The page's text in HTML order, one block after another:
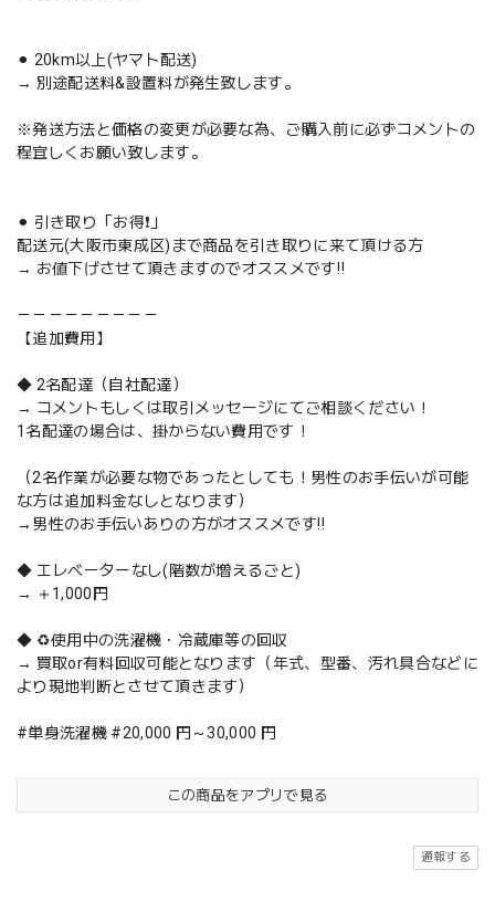
⚫︎ 20km以上(ヤマト配送)
→ 別途配送料&設置料が発生致します。
※発送方法と価格の変更が必要な為、ご購入前に必ずコメントの
程宜しくお願い致します。
⚫︎ 引き取り「お得❗️」
配送元(大阪市東成区)まで商品を引き取りに来て頂ける方
→ お値下げさせて頂きますのでオススメです‼️
－－－－－－－－－
【追加費用】
◆ 2名配達（自社配達）
→ コメントもしくは取引メッセージにてご相談ください！
1名配達の場合は、掛からない費用です！
（2名作業が必要な物であったとしても！男性のお手伝いが可能
な方は追加料金なしとなります）
→男性のお手伝いありの方がオススメです‼️
◆ エレベーターなし(階数が増えるごと)
→ ＋1,000円
◆ ♻️使用中の洗濯機・冷蔵庫等の回収
→ 買取or有料回収可能となります（年式、型番、汚れ具合などに
より現地判断とさせて頂きます）
#単身洗濯機 #20,000 円～30,000 円
この商品をアプリで見る
通報する